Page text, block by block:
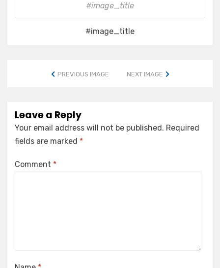
#image_title
#image_title
PREVIOUS IMAGE NEXT IMAGE
Leave a Reply
Your email address will not be published. Required
fields are marked *
Comment *